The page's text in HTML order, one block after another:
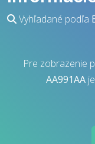
Vyhľadané podľa
Pre zobrazenie
AA991AA